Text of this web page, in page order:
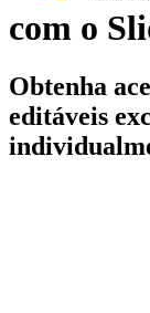
com o
Obtenha
editáveis